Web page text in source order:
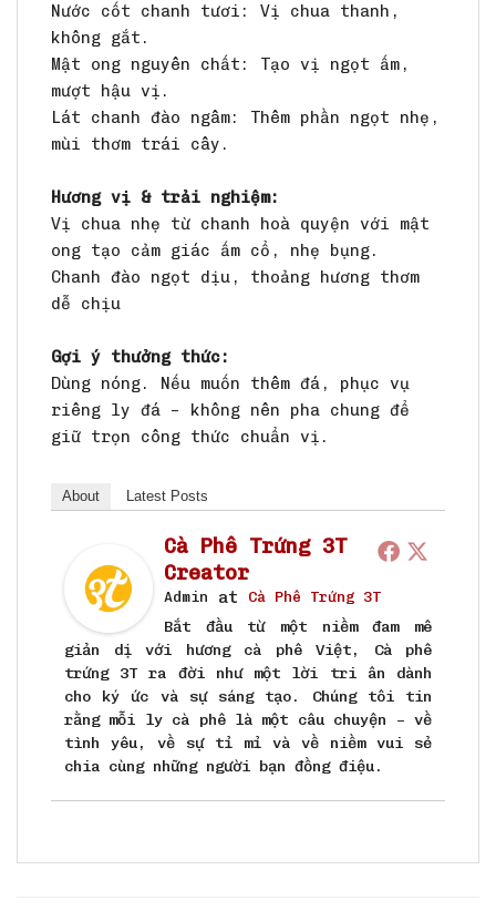
Nước cốt chanh tươi: Vị chua thanh,
không gắt.
Mật ong nguyên chất: Tạo vị ngọt ấm,
mượt hậu vị.
Lát chanh đào ngâm: Thêm phần ngọt nhẹ,
mùi thơm trái cây.
Hương vị & trải nghiệm:
Vị chua nhẹ từ chanh hoà quyện với mật
ong tạo cảm giác ấm cổ, nhẹ bụng.
Chanh đào ngọt dịu, thoảng hương thơm
dễ chịu
Gợi ý thưởng thức:
Dùng nóng. Nếu muốn thêm đá, phục vụ
riêng ly đá – không nên pha chung để
giữ trọn công thức chuẩn vị.
About Latest Posts
Cà Phê Trứng 3T
Creator
Admin at Cà Phê Trứng 3T
Bắt đầu từ một niềm đam mê
giản dị với hương cà phê Việt, Cà phê
trứng 3T ra đời như một lời tri ân dành
cho ký ức và sự sáng tạo. Chúng tôi tin
rằng mỗi ly cà phê là một câu chuyện – về
tình yêu, về sự tỉ mỉ và về niềm vui sẻ
chia cùng những người bạn đồng điệu.